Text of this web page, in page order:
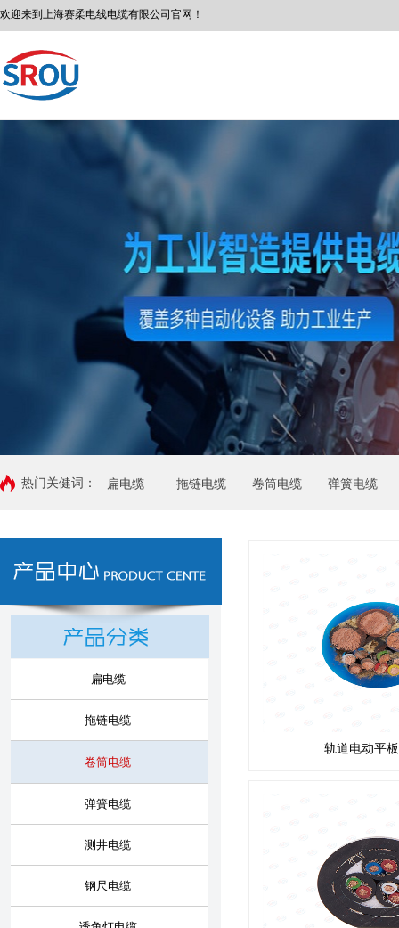
欢迎来到 上海赛柔电线电缆有限公司 官网！
热门关健词： 扁电缆 拖链电缆 卷筒电缆 弹簧电缆
轨道电动平
扁电缆
拖链电缆
卷筒电缆
弹簧电缆
测井电缆
钢尺电缆